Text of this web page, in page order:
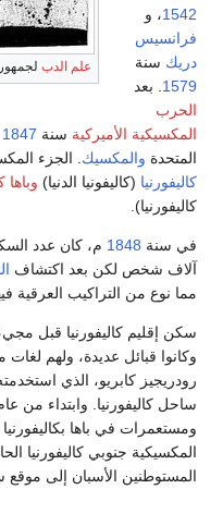
علم الدبلجمهورية كاليفورنيا.
سنة1847م، قسمت المنطقة
. الجزء المكسيكي، قسم مرة
الدنيا) وباها كاليفونيا سور ،
م، كان عدد السكان الذين يتكلمون
بعد اكتشاف الذهب فيها بدأت
العرقية فيها.
قبل مجيء البيض إليها
ولهم لغات مختلفة. كان
الذي استخدمته أسبانيا، أول
ساحل كاليفورنيا. وابتداء
بكاليفورنيا (السفلى) وهي
إلى موقع سان فرانسيسكو